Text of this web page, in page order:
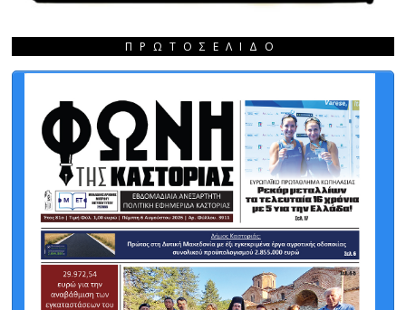
ΠΡΩΤΟΣΈΛΙΔΟ